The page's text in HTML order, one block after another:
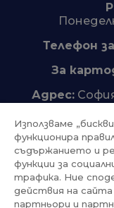
Телефон
За
Адрес:
Trustpilot
Използваме
функционира
съдържанието и
функции за
трафика. Ние
действия на
партньори и